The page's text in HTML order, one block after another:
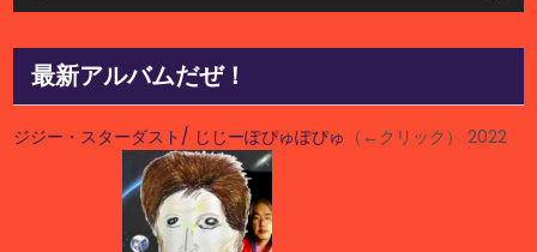
最新アルバムだぜ！
ジジー・スターダスト/ じじーぽぴゅぽぴゅ （←クリック） 2022